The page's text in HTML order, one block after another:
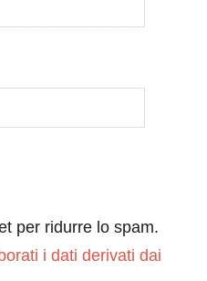
per ridurre lo spam.
i dati derivati dai